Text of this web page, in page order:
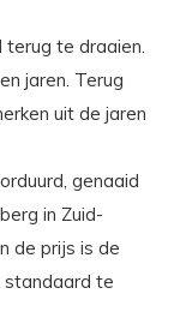
te draaien.
jaren. Terug
uit de jaren
genaaid
in Zuid-
de prijs is de
standaard te